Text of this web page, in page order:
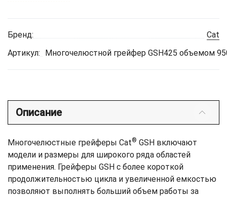
Бренд:
Cat
Артикул:
Многочелюстной грейфер GSH425 объемом
Описание
Многочелюстные грейферы Cat® GSH включают
модели и размеры для широкого ряда областей
применения. Грейферы GSH с более короткой
продолжительностью цикла и увеличенной емкостью
позволяют выполнять больший объем работы за